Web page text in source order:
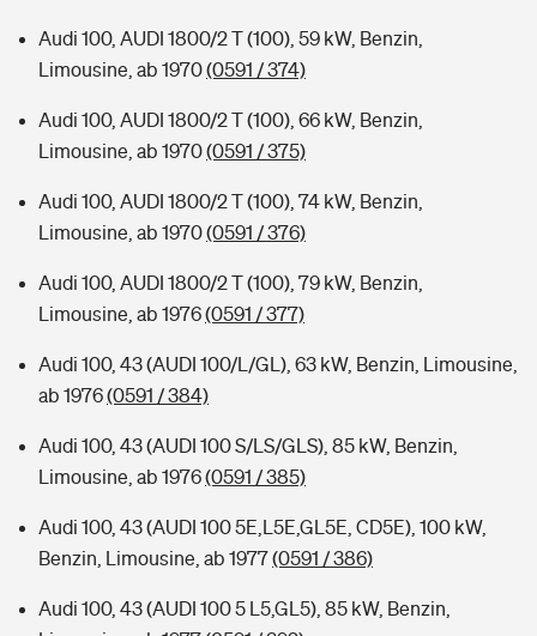
Audi 100, AUDI 1800/2 T (100), 59 kW, Benzin,
Limousine, ab 1970(0591 / 374)
Audi 100, AUDI 1800/2 T (100), 66 kW, Benzin,
Limousine, ab 1970(0591 / 375)
Audi 100, AUDI 1800/2 T (100), 74 kW, Benzin,
Limousine, ab 1970(0591 / 376)
Audi 100, AUDI 1800/2 T (100), 79 kW, Benzin,
Limousine, ab 1976(0591 / 377)
Audi 100, 43 (AUDI 100/L/GL), 63 kW, Benzin, Limousine,
ab 1976(0591 / 384)
Audi 100, 43 (AUDI 100 S/LS/GLS), 85 kW, Benzin,
Limousine, ab 1976(0591 / 385)
Audi 100, 43 (AUDI 100 5E,L5E,GL5E, CD5E), 100 kW,
Benzin, Limousine, ab 1977(0591 / 386)
Audi 100, 43 (AUDI 100 5 L5,GL5), 85 kW, Benzin,